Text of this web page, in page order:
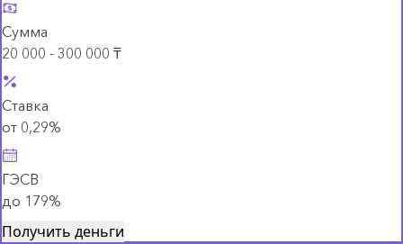
Сумма
20 000 - 300 000 ₸
Ставка
от 0,29%
ГЭСВ
до 179%
Получить деньги